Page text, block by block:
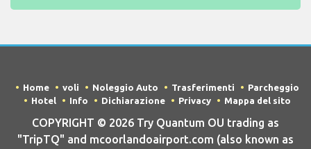
Home voli Noleggio Auto Trasferimenti
Parcheggio
Hotel
Info Dichiarazione Privacy Mappa del sito
COPYRIGHT © 2026 Try Quantum OU trading as
"TripTQ" and mcoorlandoairport.com (also known as